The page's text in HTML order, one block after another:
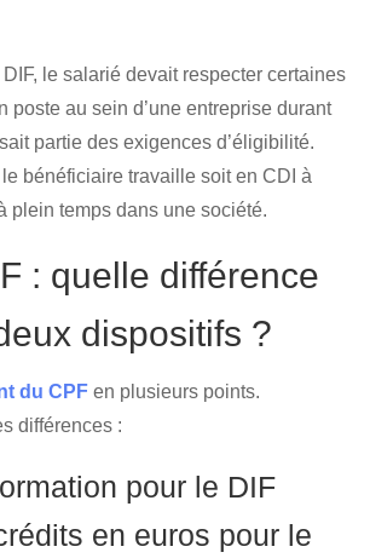
le salarié devait respecter certaines
poste au sein d’une entreprise durant
partie des exigences d’éligibilité.
bénéficiaire travaille soit en CDI à
plein temps dans une société.
: quelle différence
dispositifs ?
du CPF en plusieurs points.
différences :
pour le DIF
en euros pour le